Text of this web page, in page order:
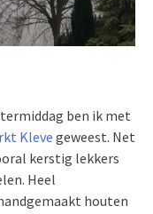
ben ik met
Kleve geweest. Net
kerstig lekkers
Heel
houten